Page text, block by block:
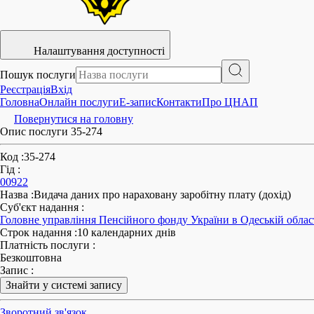
Налаштування доступності
Пошук послуги
РеєстраціяВхід
ГоловнаОнлайн послугиE-записКонтактиПро ЦНАП
Повернутися на головну
Опис послуги 35-274
Код :35-274
Гід :
00922
Назва :Видача даних про нараховану заробітну плату (дохід)
Суб'єкт надання :
Головне управління Пенсійного фонду України в Одеській
Строк надання :10 календарних днів
Платність послуги :
Безкоштовна
Запис :
Знайти у системі запису